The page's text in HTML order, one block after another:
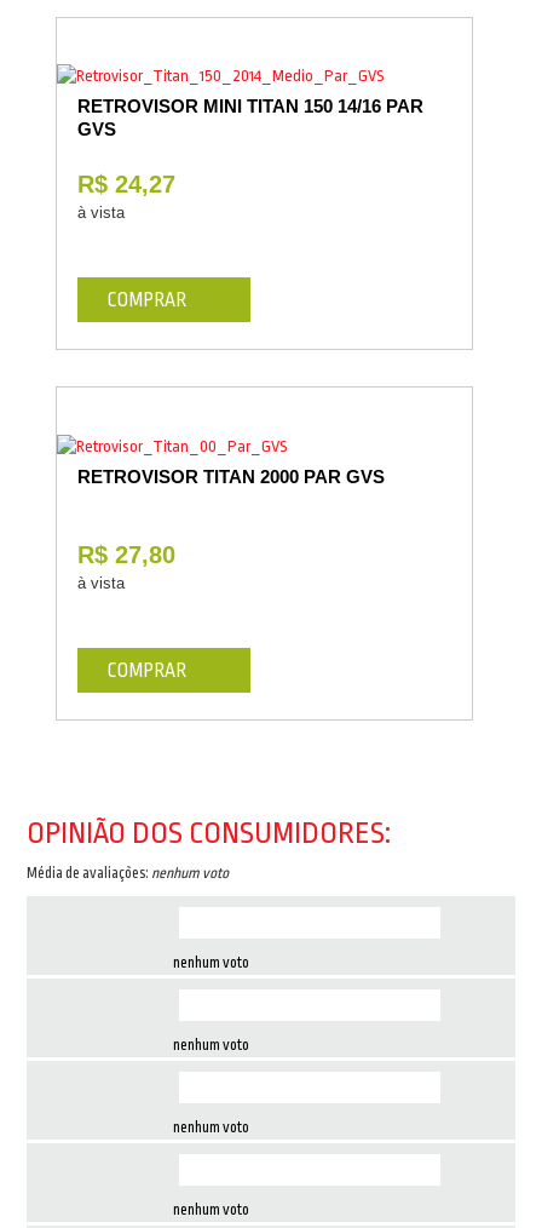
RETROVISOR MINI TITAN 150 14/16 PAR
GVS
R$ 24,27
à vista
COMPRAR
RETROVISOR TITAN 2000 PAR GVS
R$ 27,80
à vista
COMPRAR
OPINIÃO DOS CONSUMIDORES:
Média de avaliações: nenhum voto
nenhum voto
nenhum voto
nenhum voto
nenhum voto